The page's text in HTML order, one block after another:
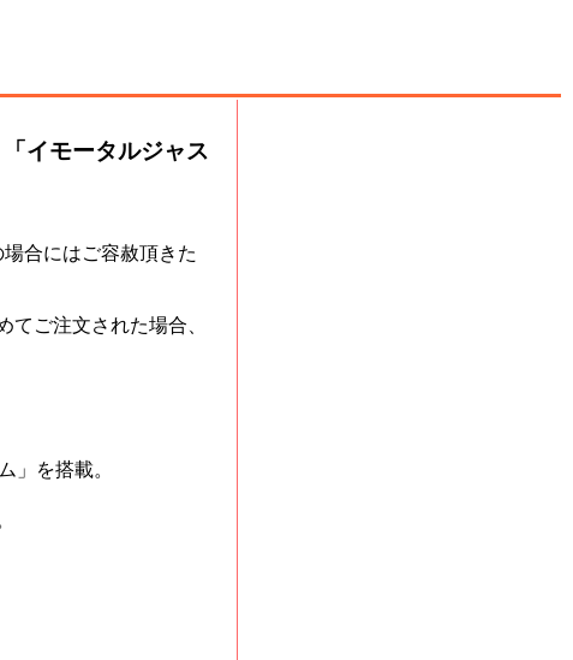
「イモータルジャス
合にはご容赦頂きた
ご注文された場合、
」を搭載。